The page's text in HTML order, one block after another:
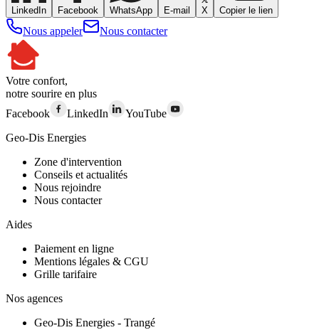
LinkedIn Facebook WhatsApp E-mail X Copier le lien
Nous appeler Nous contacter
Votre confort,
notre sourire en plus
Facebook
LinkedIn
YouTube
Geo-Dis Energies
Zone d'intervention
Conseils et actualités
Nous rejoindre
Nous contacter
Aides
Paiement en ligne
Mentions légales & CGU
Grille tarifaire
Nos agences
Geo-Dis Energies - Trangé